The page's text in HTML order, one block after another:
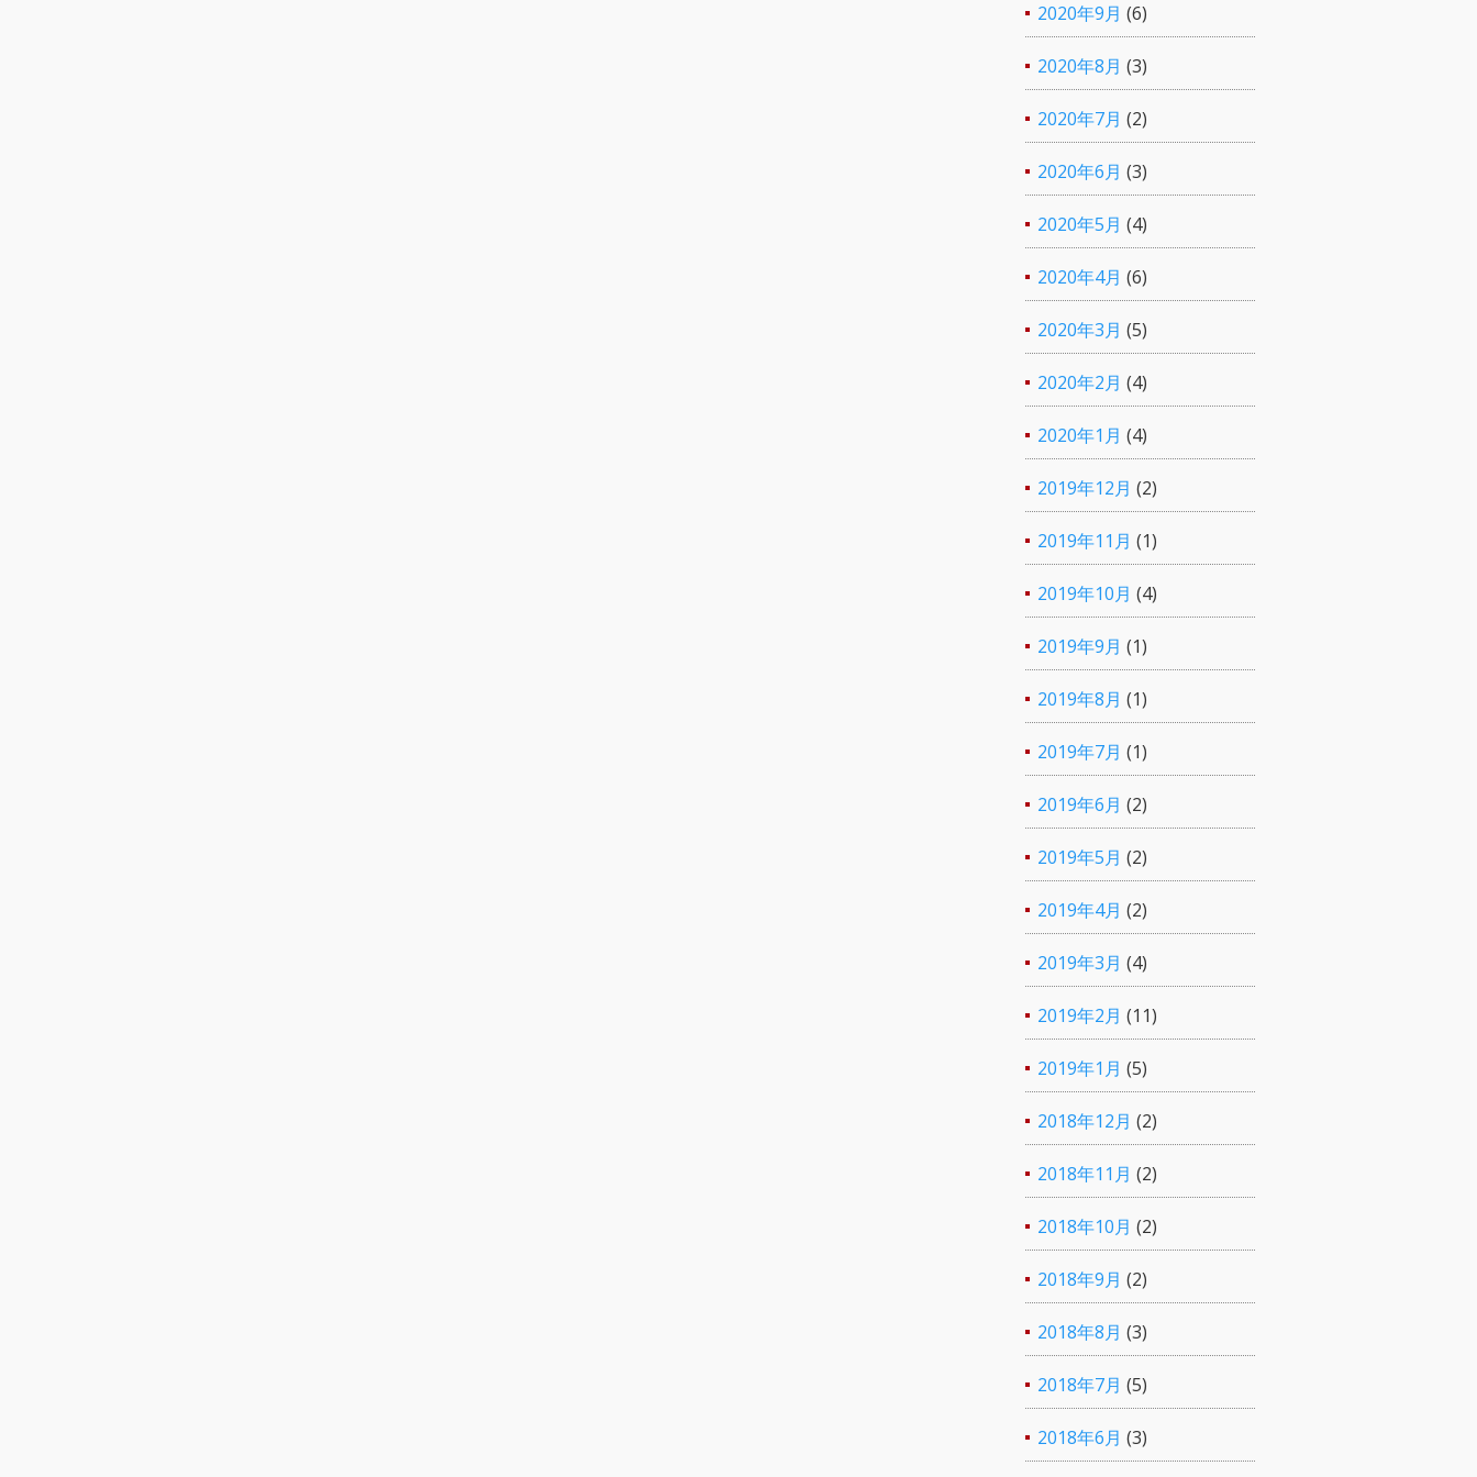
2020年9月 (6)
2020年8月 (3)
2020年7月 (2)
2020年6月 (3)
2020年5月 (4)
2020年4月 (6)
2020年3月 (5)
2020年2月 (4)
2020年1月 (4)
2019年12月 (2)
2019年11月 (1)
2019年10月 (4)
2019年9月 (1)
2019年8月 (1)
2019年7月 (1)
2019年6月 (2)
2019年5月 (2)
2019年4月 (2)
2019年3月 (4)
2019年2月 (11)
2019年1月 (5)
2018年12月 (2)
2018年11月 (2)
2018年10月 (2)
2018年9月 (2)
2018年8月 (3)
2018年7月 (5)
2018年6月 (3)